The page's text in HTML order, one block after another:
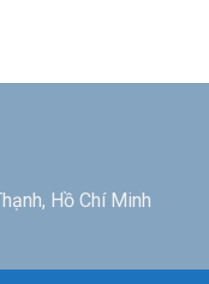
Hồ Chí Minh